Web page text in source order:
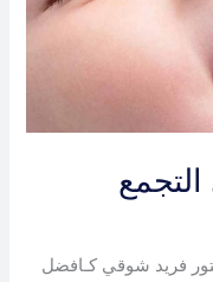
فريد شوقي كـافضل